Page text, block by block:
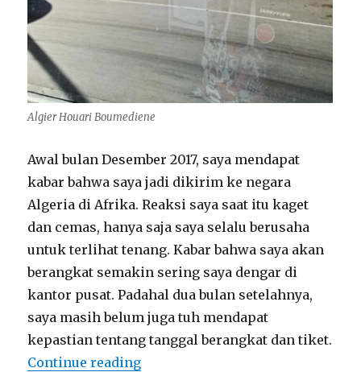
Algier Houari Boumediene
Awal bulan Desember 2017, saya mendapat
kabar bahwa saya jadi dikirim ke negara
Algeria di Afrika. Reaksi saya saat itu kaget
dan cemas, hanya saja saya selalu berusaha
untuk terlihat tenang. Kabar bahwa saya akan
berangkat semakin sering saya dengar di
kantor pusat. Padahal dua bulan setelahnya,
saya masih belum juga tuh mendapat
kepastian tentang tanggal berangkat dan tiket.
Continue reading“Going to Africa!”